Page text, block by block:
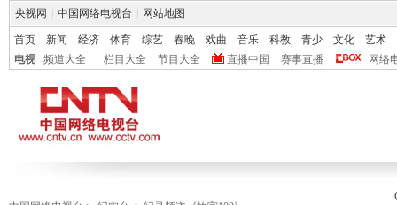
央视网 中国网络电视台 网站地图
首页 新闻 经济 体育 综艺 春晚 戏曲 音乐 科教 青少 文化
艺术
电视
频道大全 栏目大全 节目大全 直播中国 赛事直播 网络